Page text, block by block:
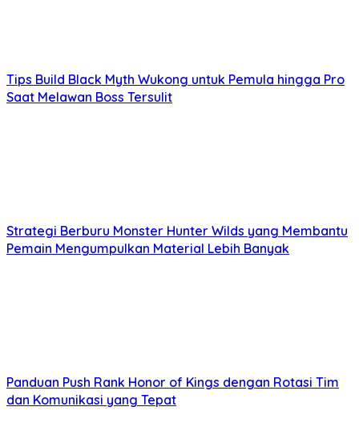
Tips Build Black Myth Wukong untuk Pemula hingga Pro
Saat Melawan Boss Tersulit
Strategi Berburu Monster Hunter Wilds yang Membantu
Pemain Mengumpulkan Material Lebih Banyak
Panduan Push Rank Honor of Kings dengan Rotasi Tim
dan Komunikasi yang Tepat